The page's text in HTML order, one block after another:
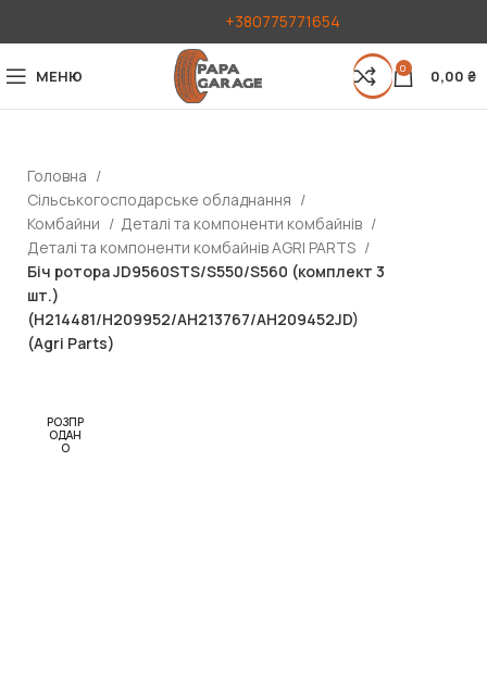
+380775771654
МЕНЮ 0 0,00 ₴
Головна
Сільськогосподарське обладнання
Комбайни
Деталі та компоненти комбайнів
Деталі та компоненти комбайнів AGRI PARTS
Біч ротора JD9560STS/S550/S560 (комплект 3
шт.)
(H214481/H209952/AH213767/AH209452JD)
(Agri Parts)
РОЗПР
ОДАН
О